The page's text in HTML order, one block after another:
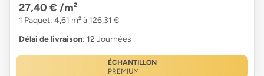
27,40 € /m²
1 Paquet: 4,61 m² à 126,31 €
Délai de livraison: 12 Journées
ÉCHANTILLON
PREMIUM